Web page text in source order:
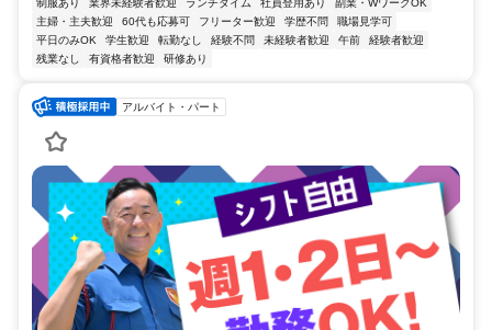
制服あり 業界未経験者歓迎 ランチタイム 社員登用あり
副業・WワークOK
主婦・主夫歓迎
60代も応募可 フリーター歓迎 学歴不問
職場見学可
平日のみOK
学生歓迎 転勤なし 経験不問 未経験者歓迎 午前
経験者歓迎
残業なし
有資格者歓迎 研修あり
アルバイト・パート